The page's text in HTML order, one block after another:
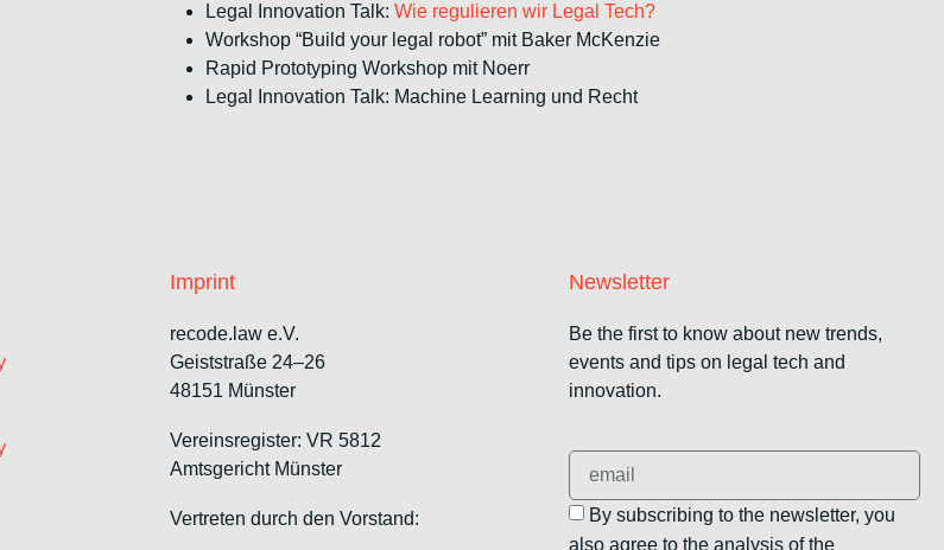
Legal Innovation Talk: Wie regulieren wir Legal Tech?
Workshop “Build your legal robot” mit Baker McKenzie
Rapid Prototyping Workshop mit Noerr
Legal Innovation Talk: Machine Learning und Recht
Imprint
recode.law e.V.
Geiststraße 24–26
48151 Münster
Vereinsregister: VR 5812
Amtsgericht Münster
Vertreten durch den Vorstand:
Newsletter
Be the first to know about new trends,
events and tips on legal tech and
innovation.
By subscribing to the newsletter, you
also agree to the analysis of the